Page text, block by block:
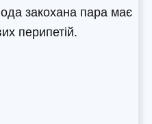
закохана пара має
перипетій.